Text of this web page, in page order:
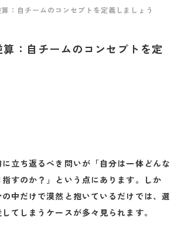
：自チームのコンセプトを定義しましょう
算：自チームのコンセプトを定
立ち返るべき問いが「自分は一体どんな
すのか？」という点にあります。しか
中だけで漠然と抱いているだけでは、選
てしまうケースが多々見られます。